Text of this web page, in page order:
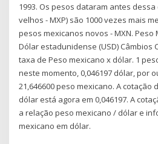
1993. Os pesos dataram antes
velhos - MXP) são 1000 vezes mais
pesos mexicanos novos - MXN. Peso
Dólar estadunidense (USD) Câmbios
taxa de Peso mexicano x dólar. 1
neste momento, 0,046197 dólar, por
21,646600 peso mexicano. A cotação
dólar está agora em 0,046197. A
a relação peso mexicano / dólar e
mexicano em dólar.